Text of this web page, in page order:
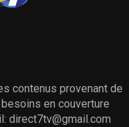
contenus provenant de
en couverture
direct7tv@gmail.com